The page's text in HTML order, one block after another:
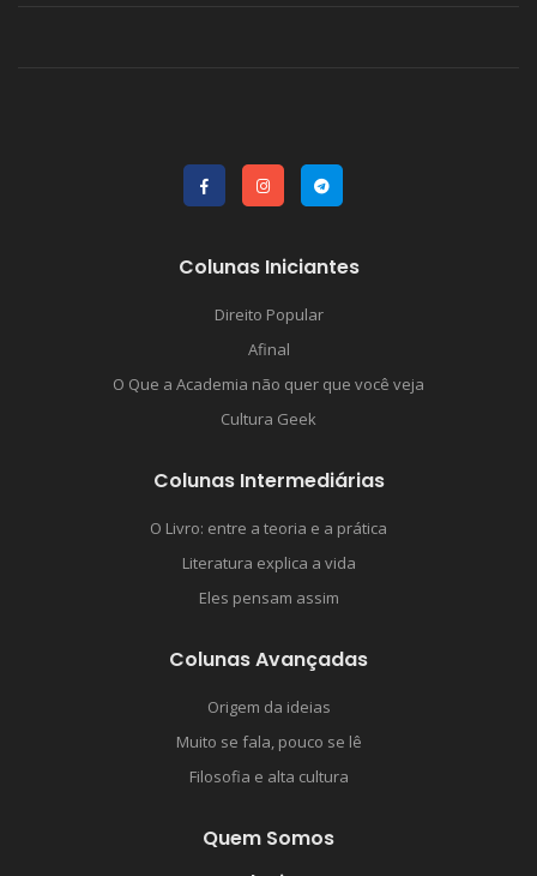
Colunas Iniciantes
Direito Popular
Afinal
O Que a Academia não quer que você veja
Cultura Geek
Colunas Intermediárias
O Livro: entre a teoria e a prática
Literatura explica a vida
Eles pensam assim
Colunas Avançadas
Origem da ideias
Muito se fala, pouco se lê
Filosofia e alta cultura
Quem Somos